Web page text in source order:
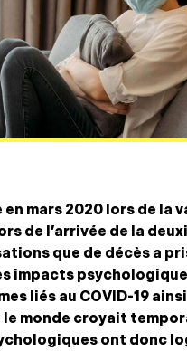
mars 2020 lors de la
de l’arrivée de la
que de décès a
impacts
liés au COVID-19
le monde croyait
ont donc